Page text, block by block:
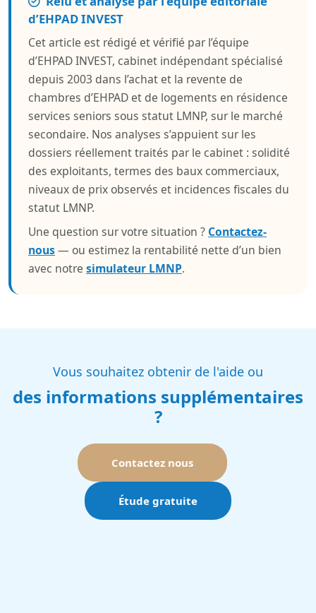
d’EHPAD INVEST
Cet article est rédigé et vérifié par l’équipe
d’EHPAD INVEST, cabinet indépendant spécialisé
depuis 2003 dans l’achat et la revente de
chambres d’EHPAD et de logements en résidence
services seniors sous statut LMNP, sur le marché
secondaire. Nos analyses s’appuient sur les
dossiers réellement traités par le cabinet : solidité
des exploitants, termes des baux commerciaux,
niveaux de prix observés et incidences fiscales du
statut LMNP.
Une question sur votre situation ? Contactez-
nous— ou estimez la rentabilité nette d’un bien
avec notre simulateur LMNP.
Vous souhaitez obtenir de l'aide ou
des informations supplémentaires
?
Contactez nous
Étude gratuite